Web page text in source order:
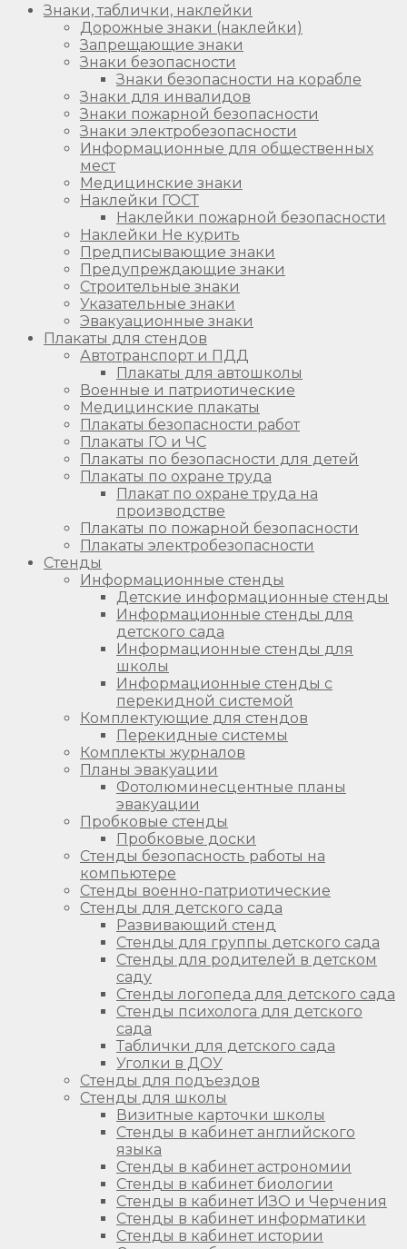
Знаки, таблички, наклейки
Дорожные знаки (наклейки)
Запрещающие знаки
Знаки безопасности
Знаки безопасности на корабле
Знаки для инвалидов
Знаки пожарной безопасности
Знаки электробезопасности
Информационные для общественных
мест
Медицинские знаки
Наклейки ГОСТ
Наклейки пожарной безопасности
Наклейки Не курить
Предписывающие знаки
Предупреждающие знаки
Строительные знаки
Указательные знаки
Эвакуационные знаки
Плакаты для стендов
Автотранспорт и ПДД
Плакаты для автошколы
Военные и патриотические
Медицинские плакаты
Плакаты безопасности работ
Плакаты ГО и ЧС
Плакаты по безопасности для детей
Плакаты по охране труда
Плакат по охране труда на
производстве
Плакаты по пожарной безопасности
Плакаты электробезопасности
Стенды
Информационные стенды
Детские информационные стенды
Информационные стенды для
детского сада
Информационные стенды для
школы
Информационные стенды с
перекидной системой
Комплектующие для стендов
Перекидные системы
Комплекты журналов
Планы эвакуации
Фотолюминесцентные планы
эвакуации
Пробковые стенды
Пробковые доски
Стенды безопасность работы на
компьютере
Стенды военно-патриотические
Стенды для детского сада
Развивающий стенд
Стенды для группы детского сада
Стенды для родителей в детском
саду
Стенды логопеда для детского сада
Стенды психолога для детского
сада
Таблички для детского сада
Уголки в ДОУ
Стенды для подъездов
Стенды для школы
Визитные карточки школы
Стенды в кабинет английского
языка
Стенды в кабинет астрономии
Стенды в кабинет биологии
Стенды в кабинет ИЗО и Черчения
Стенды в кабинет информатики
Стенды в кабинет истории